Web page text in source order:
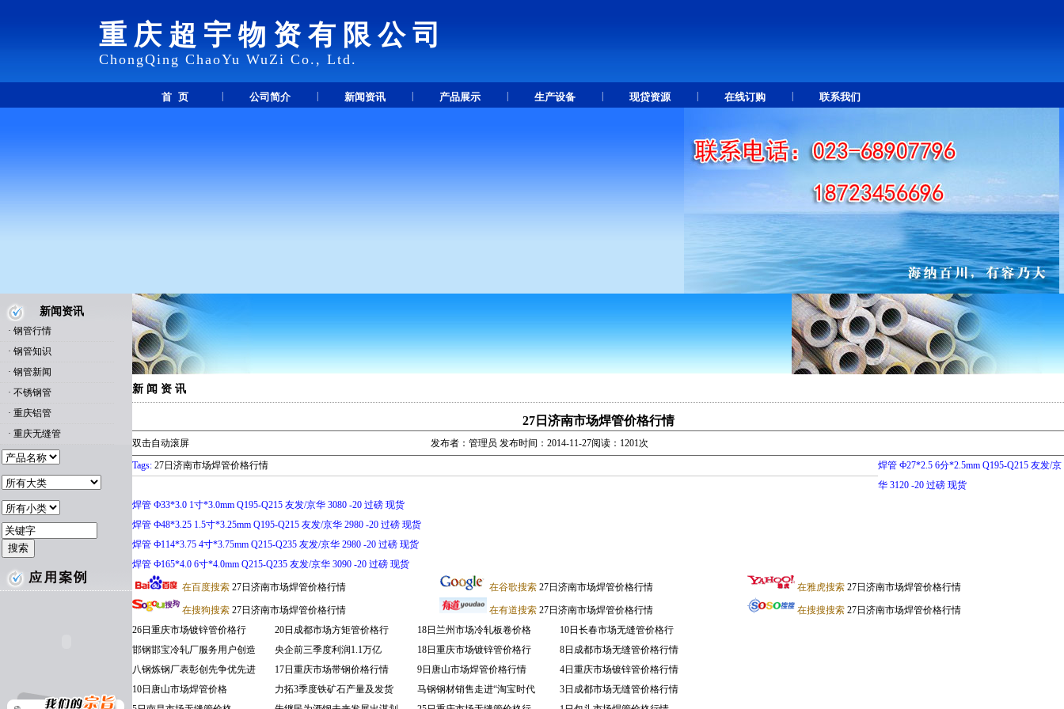
重庆超宇物资有限公司
ChongQing ChaoYu WuZi Co., Ltd.
首 页 公司简介 新闻资讯 产品展示 生产设备 现贷资源 在线订购 联系我们
新闻资讯
· 钢管行情
· 钢管知识
· 钢管新闻
· 不锈钢管
· 重庆铝管
· 重庆无缝管
新 闻 资 讯
27日济南市场焊管价格行情
双击自动滚屏
发布者：管理员 发布时间：2014-11-27阅读：1201次
Tags: 27日济南市场焊管价格行情
焊管 Ф27*2.5 6分*2.5mm Q195-Q215 友发/京
华 3120 -20 过磅 现货
焊管 Ф33*3.0 1寸*3.0mm Q195-Q215 友发/京华 3080 -20 过磅 现货
焊管 Ф48*3.25 1.5寸*3.25mm Q195-Q215 友发/京华 2980 -20 过磅 现货
焊管 Ф114*3.75 4寸*3.75mm Q215-Q235 友发/京华 2980 -20 过磅 现货
焊管 Ф165*4.0 6寸*4.0mm Q215-Q235 友发/京华 3090 -20 过磅 现货
在百度搜索 27日济南市场焊管价格行情 在谷歌搜索 27日济南市场焊管价格行情 在雅虎搜索27日济南市场焊管价格行情
在搜狗搜索 27日济南市场焊管价格行情 在有道搜索 27日济南市场焊管价格行情 在搜搜搜索27日济南市场焊管价格行情
26日重庆市场镀锌管价格行
邯钢邯宝冷轧厂服务用户创造
八钢炼钢厂表彰创先争优先进
10日唐山市场焊管价格
20日成都市场方矩管价格行
央企前三季度利润1.1万亿
17日重庆市场带钢价格行情
力拓3季度铁矿石产量及发货
18日兰州市场冷轧板卷价格
18日重庆市场镀锌管价格行
9日唐山市场焊管价格行情
马钢钢材销售走进“淘宝时代
10日长春市场无缝管价格行
8日成都市场无缝管价格行情
4日重庆市场镀锌管价格行情
3日成都市场无缝管价格行情